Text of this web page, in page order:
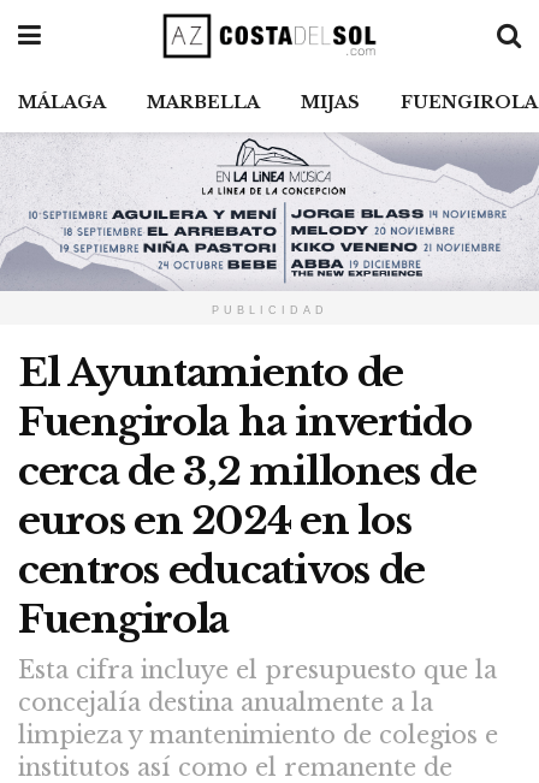
MÁLAGA MARBELLA MIJAS FUENGIROLA
PUBLICIDAD
El Ayuntamiento de
Fuengirola ha invertido
cerca de 3,2 millones de
euros en 2024 en los
centros educativos de
Fuengirola
Esta cifra incluye el presupuesto que la
concejalía destina anualmente a la
limpieza y mantenimiento de colegios e
institutos así como el remanente de